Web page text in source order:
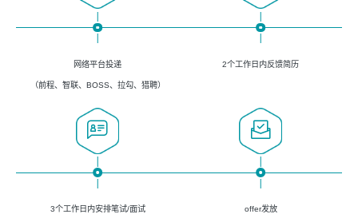
网络平台投递
（前程、智联、BOSS、拉勾、猎聘）
2个工作日内反馈简历
3个工作日内安排笔试/面试 offer发放